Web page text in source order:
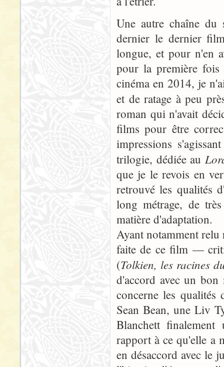
Une autre chaîne du
dernier le dernier
longue, et pour n'en
pour la première
cinéma en 2014, je
et de ratage à peu
roman qui n'avait
films pour être
impressions
trilogie, dédiée au
que je le revois en
retrouvé les qualités
long métrage, de
matière d'adaptation.
Ayant notamment relu
faite de ce film —
(Tolkien, les racines
d'accord avec un bon
concerne les
Sean Bean, une Liv
Blanchett
rapport à ce qu'elle a
en désaccord avec le